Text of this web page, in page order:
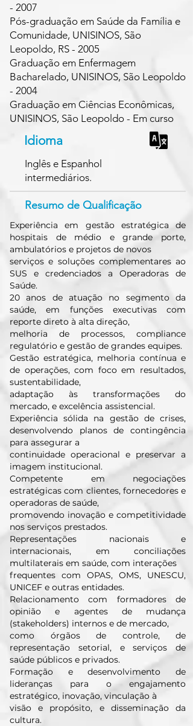
- 2007
Pós-graduação em Saúde da Família e
Comunidade, UNISINOS, São
Leopoldo, RS - 2005
Graduação em Enfermagem
Bacharelado, UNISINOS, São Leopoldo
- 2004
Graduação em Ciências Econômicas,
UNISINOS, São Leopoldo - Em curso
Idioma
Inglês e Espanhol
intermediários.
Resumo de Qualificação
Experiência em gestão estratégica de
hospitais de médio e grande porte,
ambulatórios e projetos de novos
serviços e soluções complementares ao
SUS e credenciados a Operadoras de
Saúde.
20 anos de atuação no segmento da
saúde, em funções executivas com
reporte direto à alta direção,
melhoria de processos, compliance
regulatório e gestão de grandes equipes.
Gestão estratégica, melhoria contínua e
de operações, com foco em resultados,
sustentabilidade,
adaptação às transformações do
mercado, e excelência assistencial.
Experiência sólida na gestão de crises,
desenvolvendo planos de contingência
para assegurar a
continuidade operacional e preservar a
imagem institucional.
Competente em negociações
estratégicas com clientes, fornecedores e
operadoras de saúde,
promovendo inovação e competitividade
nos serviços prestados.
Representações nacionais e
internacionais, em conciliações
multilaterais em saúde, com interações
frequentes com OPAS, OMS, UNESCU,
UNICEF e outras entidades.
Relacionamento com formadores de
opinião e agentes de mudança
(stakeholders) internos e de mercado,
como órgãos de controle, de
representação setorial, e serviços de
saúde públicos e privados.
Formação e desenvolvimento de
lideranças para o engajamento
estratégico, inovação, vinculação à
visão e propósito, e disseminação da
cultura.